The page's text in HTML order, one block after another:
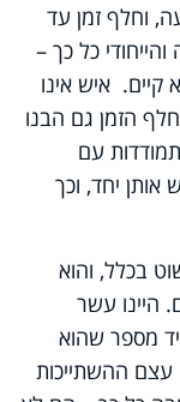
וחלף זמן עד
כל כך –
איש אינו
הזמן גם הבנו
עם
יחד, וכך
בכלל, והוא
היינו עשר
מספר שהוא
עצם ההשתייכות